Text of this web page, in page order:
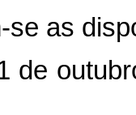
se as
de